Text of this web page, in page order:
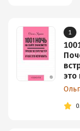
1
это